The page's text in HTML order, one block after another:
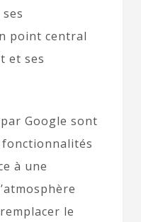
point central
et ses
Google sont
fonctionnalités
à une
le